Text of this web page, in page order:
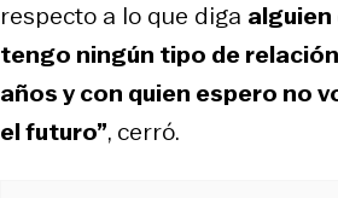
respecto a lo que diga alguien
tengo ningún tipo de
años y con quien espero no
el futuro”, cerró.